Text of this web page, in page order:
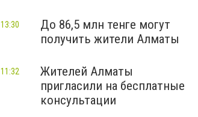
До 86,5 млн тенге могут
получить жители Алматы
13:30
Жителей Алматы
пригласили на бесплатные
консультации
11:32